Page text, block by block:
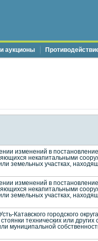
и аукционы
изменений в постановление
некапитальными
земельных участках,
изменений в постановление
некапитальными
земельных участках,
городского
технических или других
муниципальной